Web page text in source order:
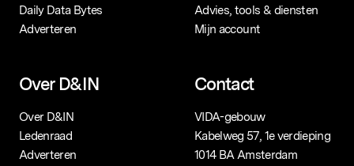
Daily Data Bytes
Adverteren
Advies, tools & diensten
Mijn account
Over D&IN
Over D&IN
Ledenraad
Adverteren
Contact
VIDA-gebouw
Kabelweg 57, 1e verdieping
1014 BA Amsterdam